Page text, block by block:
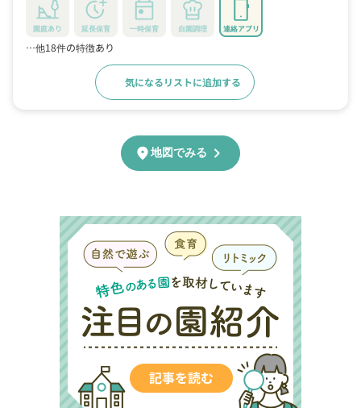
園庭あり 延長保育 一時保育 自園調理 連絡アプリ
…他18件の特徴あり
気になるリストに追加する
location_on地図でみる chevron_right